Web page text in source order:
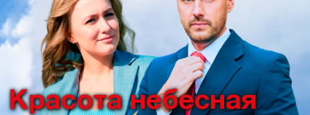
Красота небесная